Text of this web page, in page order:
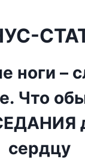
ноги –
Что
сердцу